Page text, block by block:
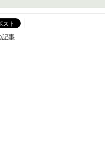
事